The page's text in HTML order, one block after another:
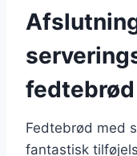
fedtebrød
Fedtebrød med
fantastisk